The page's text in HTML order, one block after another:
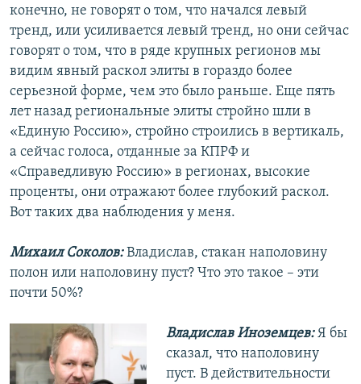
конечно, не говорят о том, что начался левый
тренд, или усиливается левый тренд, но они сейчас
говорят о том, что в ряде крупных регионов мы
видим явный раскол элиты в гораздо более
серьезной форме, чем это было раньше. Еще пять
лет назад региональные элиты стройно шли в
«Единую Россию», стройно строились в вертикаль,
а сейчас голоса, отданные за КПРФ и
«Справедливую Россию» в регионах, высокие
проценты, они отражают более глубокий раскол.
Вот таких два наблюдения у меня.
Михаил Соколов:Владислав, стакан наполовину
полон или наполовину пуст? Что это такое – эти
почти 50%?
Владислав Иноземцев:Я бы
сказал, что наполовину
пуст. В действительности